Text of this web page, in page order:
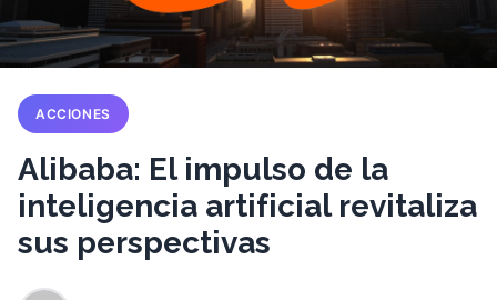
ACCIONES
Alibaba: El impulso de la
inteligencia artificial revitaliza
sus perspectivas